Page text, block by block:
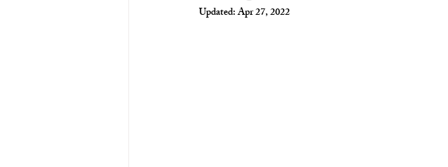
Updated:Apr 27, 2022